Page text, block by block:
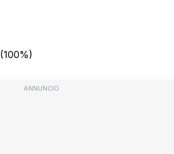
(100%)
ANNUNCIO